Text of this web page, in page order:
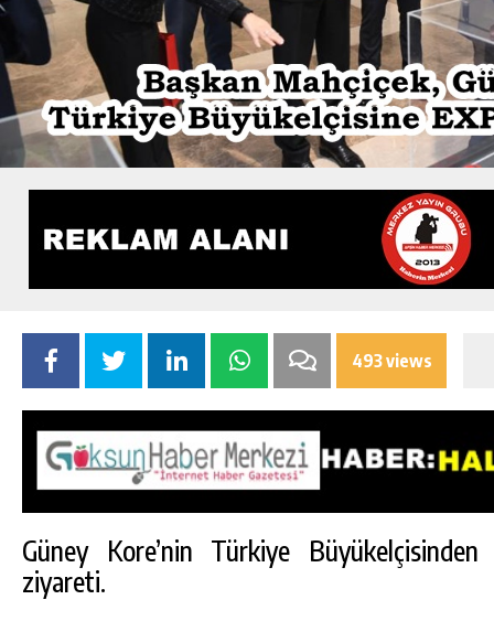
493 views
Güney Kore’nin Türkiye
ziyareti.